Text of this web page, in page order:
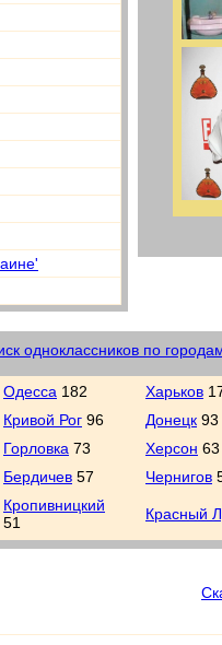
одноклассников по
Одесса 182 Харьков
Кривой Рог 96 Донецк 93
Горловка 73 Херсон 63
Бердичев 57 Чернигов
Кропивницкий
51
Красный